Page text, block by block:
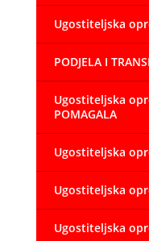
Ugostiteljska
PODJELA I
Ugostiteljska
POMAGALA
Ugostiteljska
Ugostiteljska
Ugostiteljska